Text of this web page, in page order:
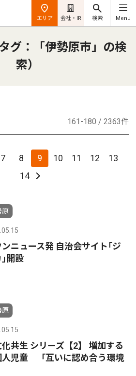
エリア 会社・IR 検索 Menu
グ：「伊勢原市」の検
索）
161-180 / 2363件
7 8 9 10 11 12
13
14
原
ンニュース発 自治会サイト｢ジ
｣開設
原
化共生 シリーズ【2】 増加する
人児童 「互いに認め合う環境